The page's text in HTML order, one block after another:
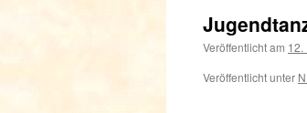
Veröffentlicht am 12.
Veröffentlicht unter